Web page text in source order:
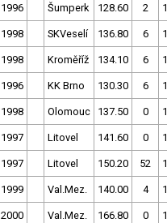
1996 Šumperk 128.60 2
1998 SKVeselí 136.80 6
1998 Kroměříž 134.10 6
1996 KK Brno 130.30 6
1998 Olomouc 137.50 0
1997 Litovel 141.60 0
1997 Litovel 150.20 52
1999 Val.Mez. 140.00 4
2000 Val.Mez. 166.80 0